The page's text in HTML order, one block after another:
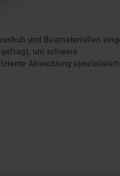
und Baumaterialien
um schwere
Abwicklung